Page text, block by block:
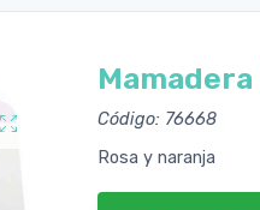
Código: 76668
Rosa y naranja